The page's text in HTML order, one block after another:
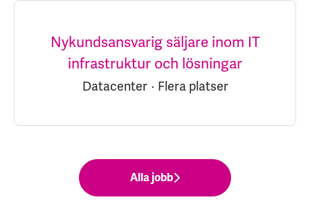
Nykundsansvarig säljare inom IT
infrastruktur och lösningar
Datacenter · Flera platser
Alla jobb